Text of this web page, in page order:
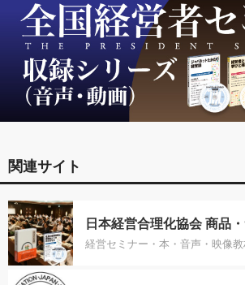
関連サイト
日本経営合理化協会 商品
経営セミナー・本・音声・映像